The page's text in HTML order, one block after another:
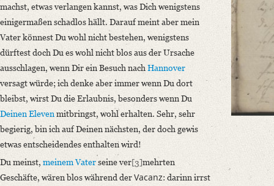
machst, etwas verlangen kannst, was Dich wenigstens
einigermaßen schadlos hällt. Darauf meint aber mein
Vater könnest Du wohl nicht bestehen, wenigstens
dürftest doch Du es wohl nicht blos aus der Ursache
ausschlagen, wenn Dir ein Besuch nach Hannover
versagt würde; ich denke aber immer wenn Du dort
bleibst, wirst Du die Erlaubnis, besonders wenn Du
Deinen Elevenmitbringst, wohl erhalten. Sehr, sehr
begierig, bin ich auf Deinen nächsten, der doch gewis
etwas entscheidendes enthalten wird!
Du meinst, meinem Vaterseine ver[3]mehrten
Geschäfte, wären blos während derVacanz: darinn irrst